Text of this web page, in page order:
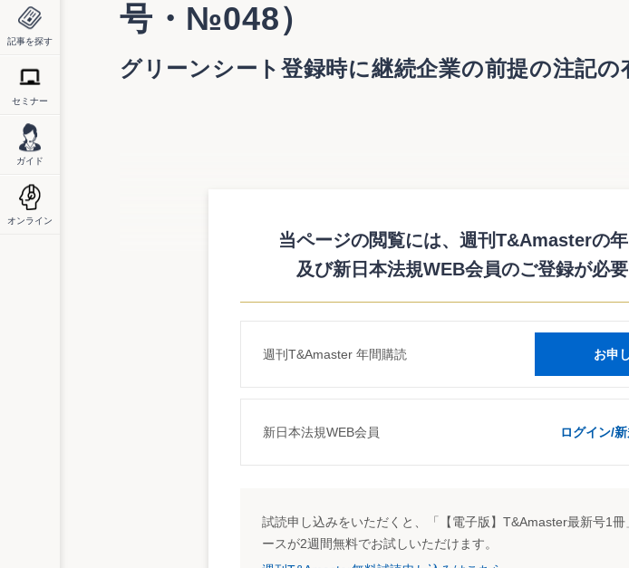
記事を探す
セミナー
ガイド
オンライン
号・№048）
グリーンシート登録時に継続企業の前提の注記の
http://www.jsda.or.jp/html/oshirase/public/bosyu.html
なっても公開が可能となるよう経常利益により評価する基準を追加。
・当期純損失となった企業であっても、成長性や将来性などが投資者から高
といったもの（下表参照）。
パブリック・コメントは12月22日まで。
引に関する規則」（公正慣習規則第2号）の一部を改正する案。
これによると、グリーンシート銘柄として届出を行おうとする場合の審査項
疑義を抱かせる事象又は状況に関する重要な注記等がなされてないこと」が
当ページの閲覧には、週刊T&Amasterの年
及び新日本法規WEB会員のご登録が必要
週刊T&Amaster 年間購読 お申
新日本法規WEB会員 ログイン/
試読申し込みをいただくと、「【電子版】T&Amaster最新号1
ースが2週間無料でお試しいただけます。